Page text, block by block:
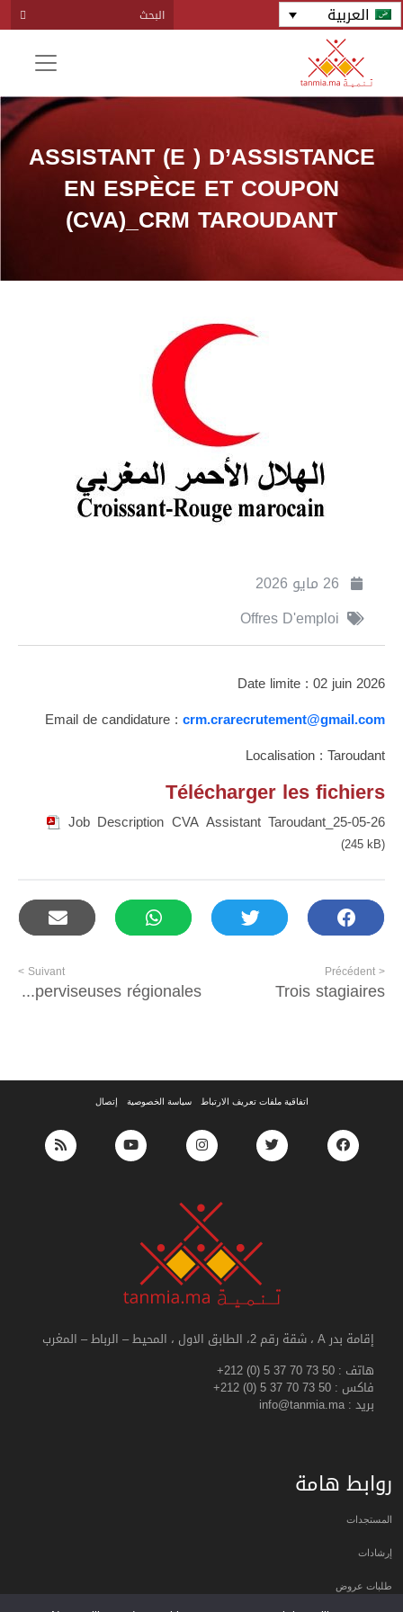
العربية
ASSISTANT (E ) D’ASSISTANCE
EN ESPÈCE ET COUPON
(CVA)_CRM TAROUDANT
26 مايو 2026
Offres D'emploi
Date limite : 02 juin 2026
Email de candidature : crm.crarecrutement@gmail.com
Localisation : Taroudant
Télécharger les fichiers
Job Description CVA Assistant Taroudant_25-05-26
(245 kB)
< Précédent
Trois stagiaires
Suivant >
Superviseurs régionaux et des superviseuses régionales
اتفاقية ملفات تعريف الارتباط سياسة الخصوصية إتصال
إقامة بدر A ، شقة رقم 2، الطابق الاول ، المحيط – الرباط – المغرب
هاتف : +212 (0) 5 37 70 73 50
فاكس : +212 (0) 5 37 70 73 50
بريد : info@tanmia.ma
روابط هامة
المستجدات
إرشادات
طلبات عروض